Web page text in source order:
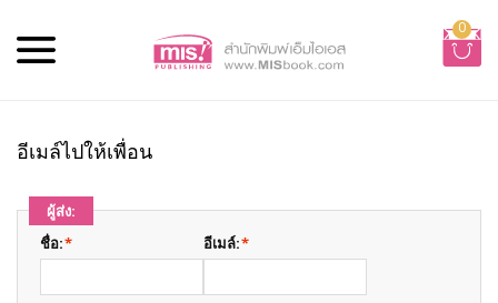
0
อีเมล์ไปให้เพื่อน
ผู้ส่ง:
*
ชื่อ: *
อีเมล์: